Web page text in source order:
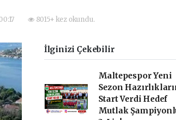
8015+ kez okundu.
İlginizi Çekebilir
Maltepespor Yeni
Sezon
Start Verdi Hedef
Mutlak